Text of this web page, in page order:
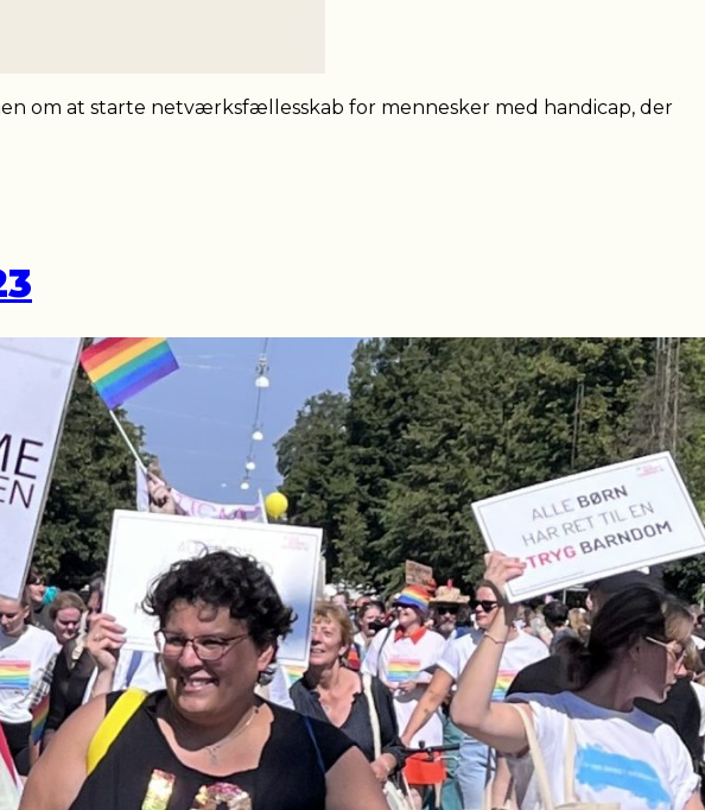
om at starte netværksfællesskab for mennesker med handicap, der